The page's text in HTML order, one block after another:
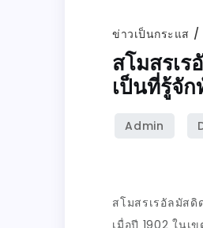
ข่าวเป็นกระแส
สโมสรเ
เป็นที่รู้จัก
สโมสรเรอัลมัส
เมื่อปี 1902 ในเ